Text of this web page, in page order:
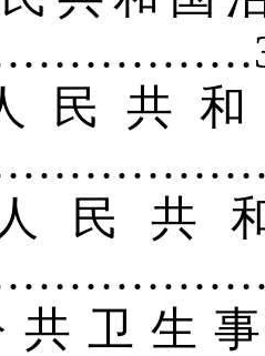
民共
民共
共卫生